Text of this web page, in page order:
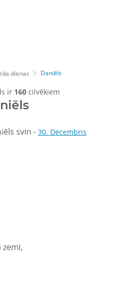
dienas Daniēls
ir 160 cilvēkiem
svin - 30. Decembris